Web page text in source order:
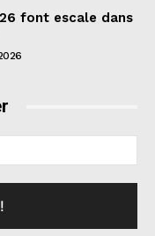
font escale dans